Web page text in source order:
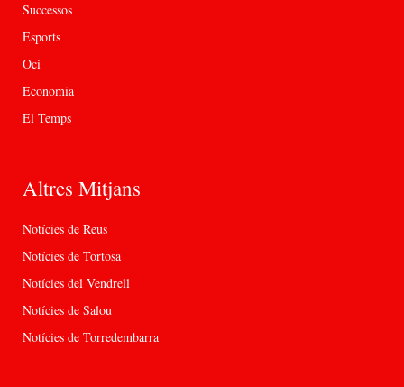
Successos
Esports
Oci
Economia
El Temps
Altres Mitjans
Notícies de Reus
Notícies de Tortosa
Notícies del Vendrell
Notícies de Salou
Notícies de Torredembarra